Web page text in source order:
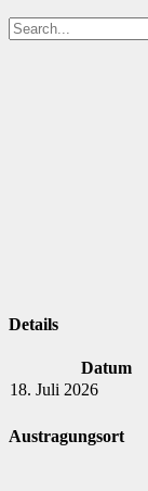
Details
Datum
18. Juli 2026
Austragungsort